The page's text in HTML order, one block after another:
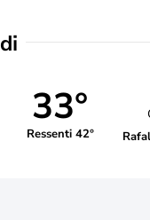
33°
Ressenti 42°